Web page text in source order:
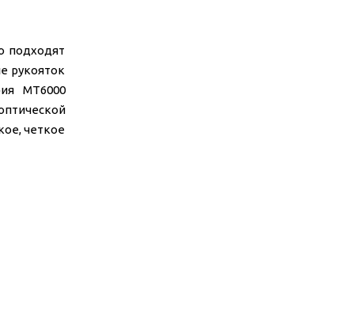
подходят
рукояток
MT6000
четкое